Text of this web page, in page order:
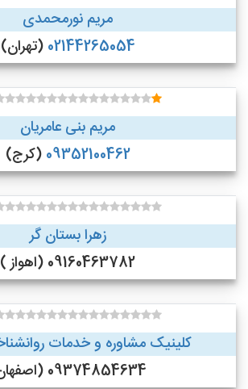
مریم نورمحمدی
02144265054 (تهران)
مریم بنی عامریان
09352100462 (کرج)
زهرا بستان گر
09160463782 (اهواز )
کلینیک مشاوره و خدمات
09374854634 (اصفهان)